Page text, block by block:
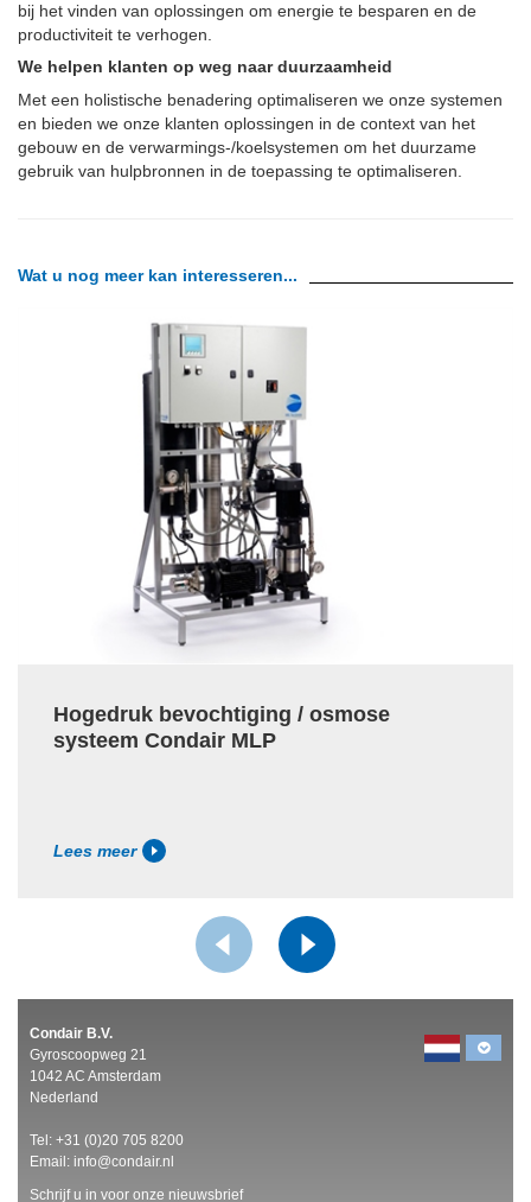
bij het vinden van oplossingen om energie te besparen en de
productiviteit te verhogen.
We helpen klanten op weg naar duurzaamheid
Met een holistische benadering optimaliseren we onze systemen
en bieden we onze klanten oplossingen in de context van het
gebouw en de verwarmings-/koelsystemen om het duurzame
gebruik van hulpbronnen in de toepassing te optimaliseren.
Wat u nog meer kan interesseren...
Hogedruk bevochtiging / osmose
systeem Condair MLP
Lees meer
Condair B.V.
Gyroscoopweg 21
1042 AC Amsterdam
Nederland
Tel: +31 (0)20 705 8200
Email: info@condair.nl
Schrijf u in voor onze nieuwsbrief